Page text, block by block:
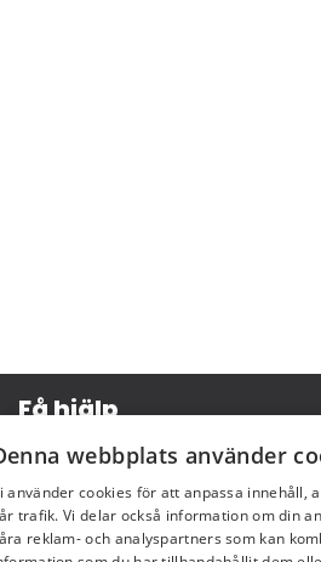
Få hjälp
Köpvillkor
Leverans & betalning
Returer & byten
webbplats använder
använder cookies för att anpassa innehåll,
trafik. Vi delar också information om din
reklam- och analyspartners som kan